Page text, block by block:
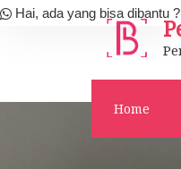
Skip
Home
Hai, ada yang bisa dibantu ?